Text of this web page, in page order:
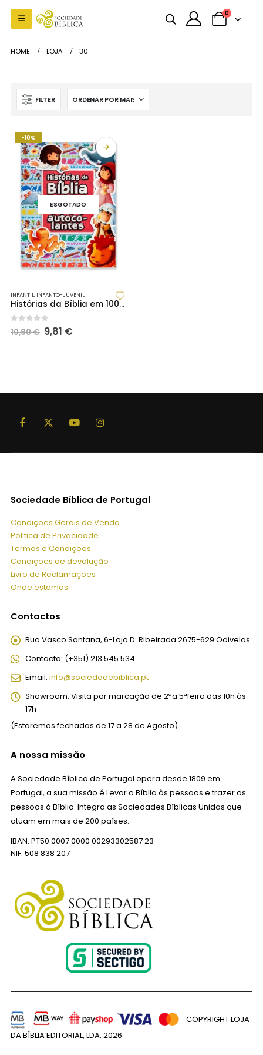
0
HOME LOJA 30
FILTER
-10%
ESGOTADO
INFANTIL, INFANTO-JUVENIL
Histórias da Bíblia em 1000 autocolantes
0out of 5
10,90€ O
preço
9,81 €O
Sociedade Bíblica de Portugal
Condições Gerais de Venda
Politica de Privacidade
Termos e Condições
Condições de devolução
Livro de Reclamações
Onde estamos
Contactos
Rua Vasco Santana, 6-Loja D: Ribeirada 2675-629 Odivelas
Contacto: (+351) 213 545 534
Email: info@sociedadebiblica.pt
Showroom: Visita por marcação de 2ªa 5ªfeira das 10h às
17h
(Estaremos fechados de 17 a 28 de Agosto)
A nossa missão
A Sociedade Bíblica de Portugal opera desde 1809 em
Portugal, a sua missão é Levar a Bíblia às pessoas e trazer as
pessoas à Bíblia. Integra as Sociedades Bíblicas Unidas que
atuam em mais de 200 países.
IBAN: PT50 0007 0000 00293302587 23
NIF: 508 838 207
COPYRIGHT LOJA
DA BÍBLIA EDITORIAL, LDA. 2026